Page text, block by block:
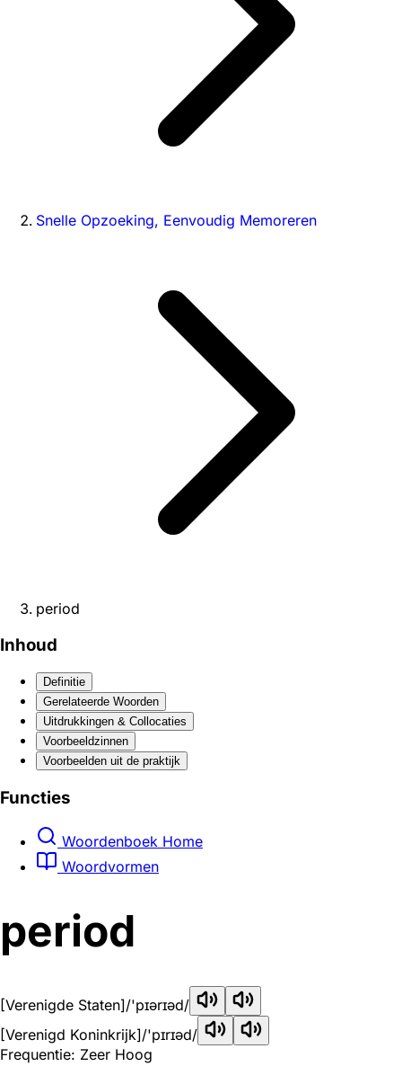
Snelle Opzoeking, Eenvoudig Memoreren
period
Inhoud
Definitie
Gerelateerde Woorden
Uitdrukkingen & Collocaties
Voorbeeldzinnen
Voorbeelden uit de praktijk
Functies
Woordenboek Home
Woordvormen
period
[Verenigde Staten]/'pɪərɪəd/
[Verenigd Koninkrijk]/'pɪrɪəd/
Frequentie: Zeer Hoog